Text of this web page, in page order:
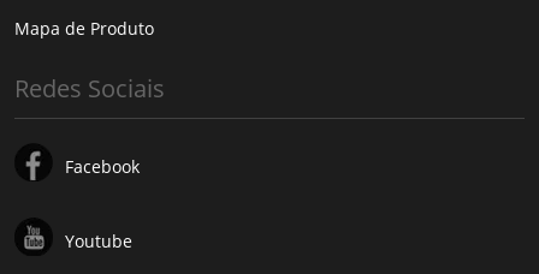
Mapa de Produto
Redes Sociais
Facebook
Youtube